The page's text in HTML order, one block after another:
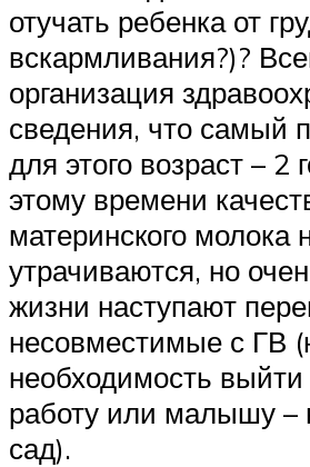
отучать ребенка от
вскармливания?)?
организация
сведения, что самый
для этого возраст – 2
этому времени
материнского молока
утрачиваются, но
жизни наступают
несовместимые с ГВ
необходимость
работу или малышу –
сад).